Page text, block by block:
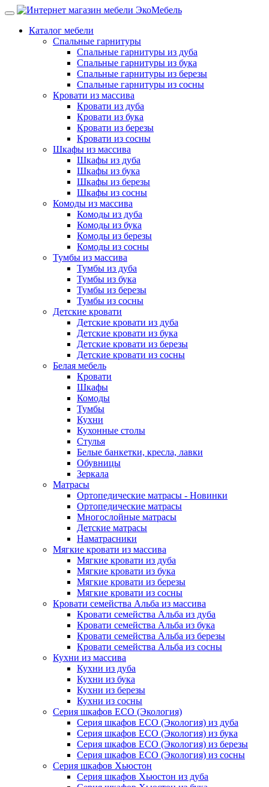
Каталог мебели
Спальные гарнитуры
Спальные гарнитуры из дуба
Спальные гарнитуры из бука
Спальные гарнитуры из березы
Спальные гарнитуры из сосны
Кровати из массива
Кровати из дуба
Кровати из бука
Кровати из березы
Кровати из сосны
Шкафы из массива
Шкафы из дуба
Шкафы из бука
Шкафы из березы
Шкафы из сосны
Комоды из массива
Комоды из дуба
Комоды из бука
Комоды из березы
Комоды из сосны
Тумбы из массива
Тумбы из дуба
Тумбы из бука
Тумбы из березы
Тумбы из сосны
Детские кровати
Детские кровати из дуба
Детские кровати из бука
Детские кровати из березы
Детские кровати из сосны
Белая мебель
Кровати
Шкафы
Комоды
Тумбы
Кухни
Кухонные столы
Стулья
Белые банкетки, кресла, лавки
Обувницы
Зеркала
Матрасы
Ортопедические матрасы - Новинки
Ортопедические матрасы
Многослойные матрасы
Детские матрасы
Наматрасники
Мягкие кровати из массива
Мягкие кровати из дуба
Мягкие кровати из бука
Мягкие кровати из березы
Мягкие кровати из сосны
Кровати семейства Альба из массива
Кровати семейства Альба из дуба
Кровати семейства Альба из бука
Кровати семейства Альба из березы
Кровати семейства Альба из сосны
Кухни из массива
Кухни из дуба
Кухни из бука
Кухни из березы
Кухни из сосны
Серия шкафов ECO (Экология)
Серия шкафов ECO (Экология) из дуба
Серия шкафов ECO (Экология) из бука
Серия шкафов ECO (Экология) из березы
Серия шкафов ECO (Экология) из сосны
Серия шкафов Хьюстон
Серия шкафов Хьюстон из дуба